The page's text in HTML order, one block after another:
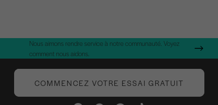
Nous aimons rendre service à notre communauté. Voyez
comment nous aidons.
COMMENCEZ VOTRE ESSAI GRATUIT